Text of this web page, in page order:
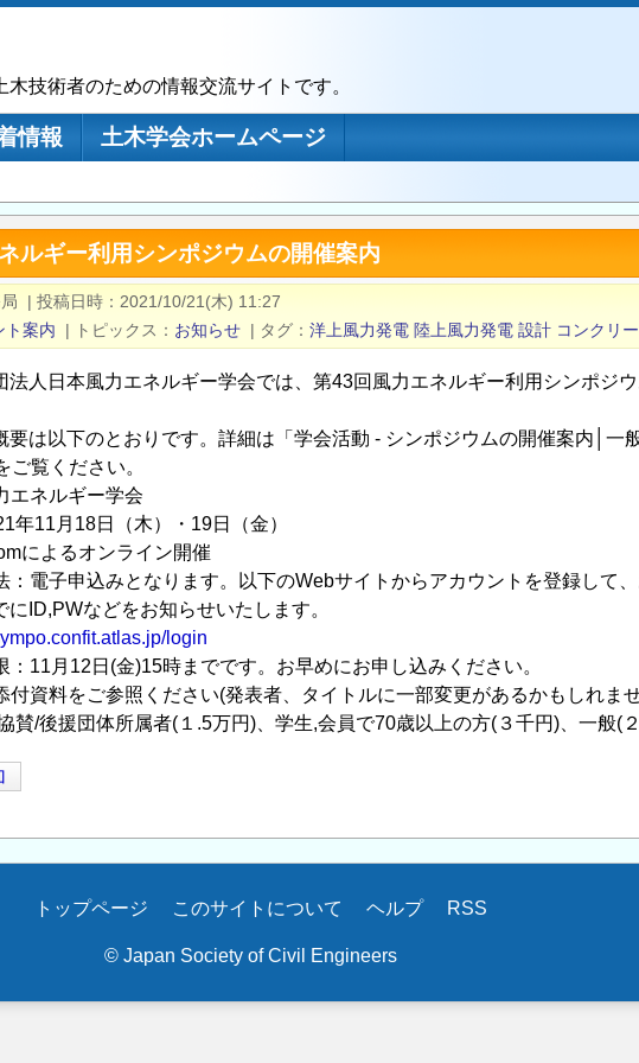
技術者のための情報交流サイトです。
情報
土木学会ホームページ
ルギー利用シンポジウムの開催案内
| 投稿日時
2021/10/21(木) 11:27
ト案内 | トピックス お知らせ | タグ 洋上風力発電 陸上風力発電 設計 コンクリ
法人日本風力エネルギー学会では、第43回風力エネルギー利用シンポジ
は以下のとおりです。詳細は「学会活動 - シンポジウムの開催案内│一
ご覧ください。
エネルギー学会
年11月18日（木）・19日（金）
によるオンライン開催
：電子申込みとなります。以下のWebサイトからアカウントを登録して
ID,PWなどをお知らせいたします。
login
：11月12日(金)15時までです。お早めにお申し込みください。
付資料をご参照ください(発表者、タイトルに一部変更があるかもしれませ
賛/後援団体所属者(１.5万円)、学生,会員で70歳以上の方(３千円)、一般(
トップページ このサイトについて ヘルプ RSS
© Japan Society of Civil Engineers